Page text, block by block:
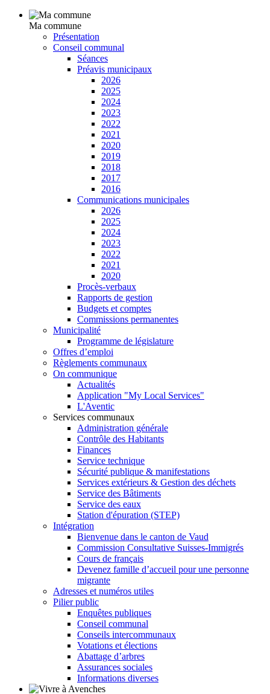
Ma commune
Présentation
Conseil communal
Séances
Préavis municipaux
2026
2025
2024
2023
2022
2021
2020
2019
2018
2017
2016
Communications municipales
2026
2025
2024
2023
2022
2021
2020
Procès-verbaux
Rapports de gestion
Budgets et comptes
Commissions permanentes
Municipalité
Programme de législature
Offres d’emploi
Règlements communaux
On communique
Actualités
Application "My Local Services"
L'Aventic
Services communaux
Administration générale
Contrôle des Habitants
Finances
Service technique
Sécurité publique & manifestations
Services extérieurs & Gestion des déchets
Service des Bâtiments
Service des eaux
Station d'épuration (STEP)
Intégration
Bienvenue dans le canton de Vaud
Commission Consultative Suisses-Immigrés
Cours de français
Devenez famille d’accueil pour une personne
migrante
Adresses et numéros utiles
Pilier public
Enquêtes publiques
Conseil communal
Conseils intercommunaux
Votations et élections
Abattage d’arbres
Assurances sociales
Informations diverses